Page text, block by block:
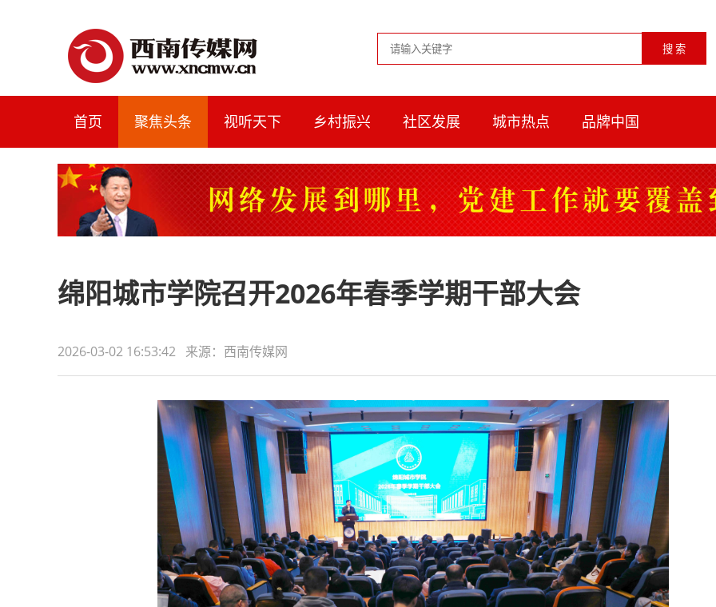
首页 聚焦头条 视听天下 乡村振兴 社区发展 城市热点 品牌中国
绵阳城市学院召开2026年春季学期干部大会
2026-03-02 16:53:42 来源：西南传媒网